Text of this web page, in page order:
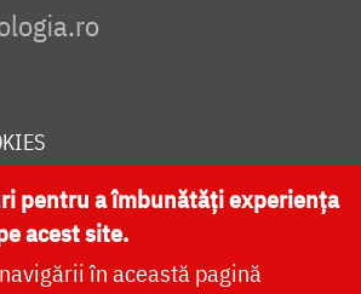
CATEDRALA NAȚIONALĂ
pentru a îmbunătăți experiența
acest site.
în această pagină